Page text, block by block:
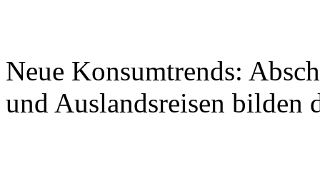
Neue Konsumtrends:
und Auslandsreisen bilden